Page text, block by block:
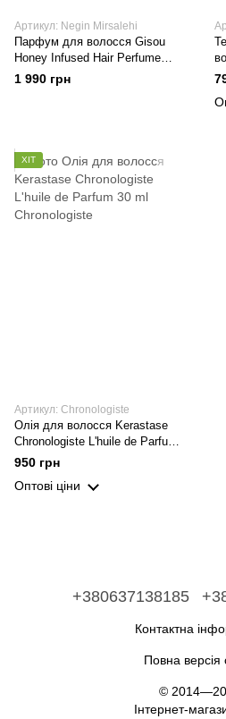
Артикул: Negin Mirsalehi
Парфум для волосся Gisou
Honey Infused Hair Perfume
Negin Mirsalehi 50ml
1 990 грн
ХІТ
Артикул: Chronologiste
Олія для волосся Kerastase
Chronologiste L'huile de Parfum
30 ml
950 грн
Оптові ціни
+380637138185
Контактна
Повна версія
©
Інтернет-